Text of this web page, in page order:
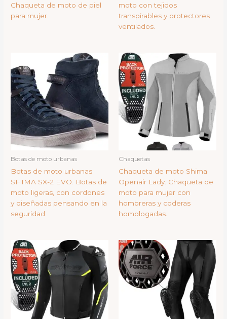
Chaqueta de moto de piel
para mujer.
moto con tejidos
transpirables y protectores
ventilados.
Botas de moto urbanas
Botas de moto urbanas
SHIMA SX-2 EVO. Botas de
moto ligeras, con cordones
y diseñadas pensando en la
seguridad
Chaquetas
Chaqueta de moto Shima
Openair Lady. Chaqueta de
moto para mujer con
hombreras y coderas
homologadas.